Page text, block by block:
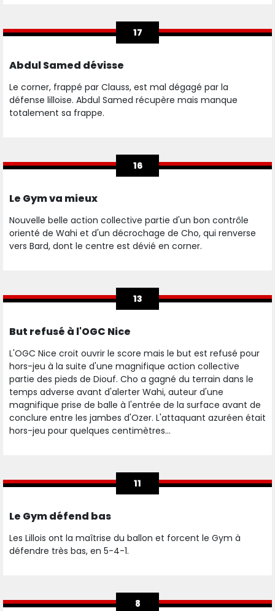
17
Abdul Samed dévisse
Le corner, frappé par Clauss, est mal dégagé par la
défense lilloise. Abdul Samed récupère mais manque
totalement sa frappe.
16
Le Gym va mieux
Nouvelle belle action collective partie d'un bon contrôle
orienté de Wahi et d'un décrochage de Cho, qui renverse
vers Bard, dont le centre est dévié en corner.
13
But refusé à l'OGC Nice
L'OGC Nice croit ouvrir le score mais le but est refusé pour
hors-jeu à la suite d'une magnifique action collective
partie des pieds de Diouf. Cho a gagné du terrain dans le
temps adverse avant d'alerter Wahi, auteur d'une
magnifique prise de balle à l'entrée de la surface avant de
conclure entre les jambes d'Ozer. L'attaquant azuréen était
hors-jeu pour quelques centimètres...
11
Le Gym défend bas
Les Lillois ont la maîtrise du ballon et forcent le Gym à
défendre très bas, en 5-4-1.
8